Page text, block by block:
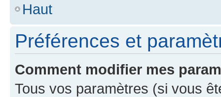
Haut
Préférences et
Comment modifier mes
Tous vos paramètres (si vous